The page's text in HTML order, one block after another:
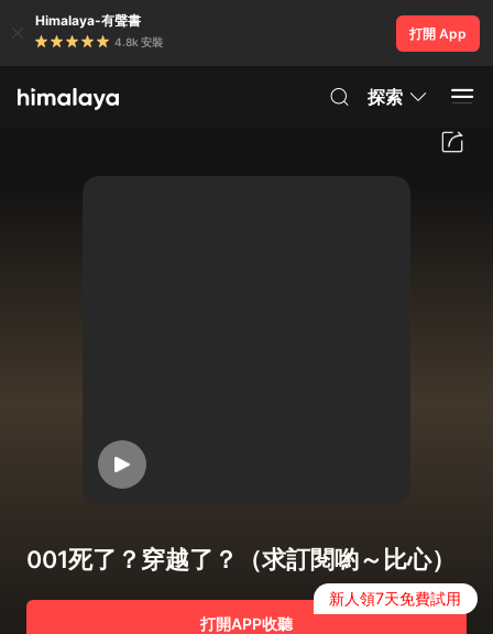
Himalaya-有聲書
4.8k 安裝
打開 App
探索
001死了？穿越了？（求訂閱喲～比心）
打開APP收聽
新人領7天免費試用